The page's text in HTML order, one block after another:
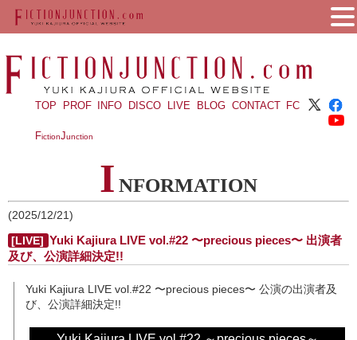
TOP PROF INFO DISCO LIVE BLOG CONTACT FC
FictionJunction
I NFORMATION
(2025/12/21)
[LIVE] Yuki Kajiura LIVE vol.#22 〜precious pieces〜 出演者
及び、公演詳細決定!!
Yuki Kajiura LIVE vol.#22 〜precious pieces〜 公演の出演者及
び、公演詳細決定!!